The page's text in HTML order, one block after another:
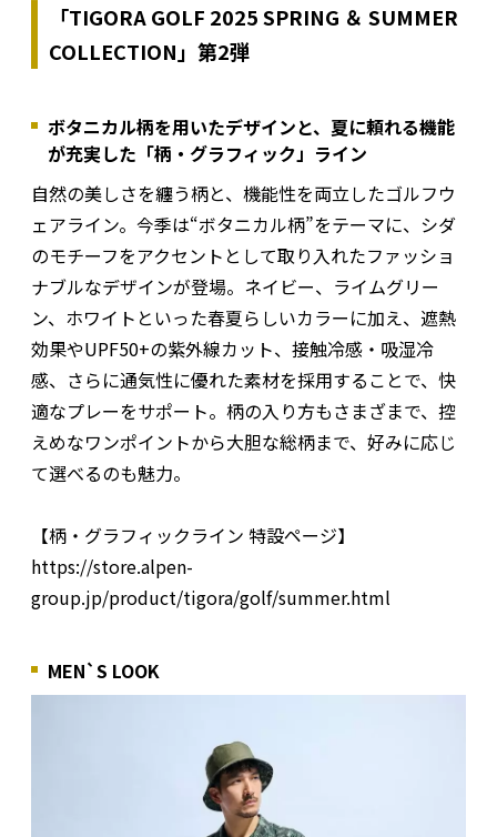
「TIGORA GOLF 2025 SPRING ＆ SUMMER
COLLECTION」第2弾
ボタニカル柄を用いたデザインと、夏に頼れる機能
が充実した「柄・グラフィック」ライン
自然の美しさを纏う柄と、機能性を両立したゴルフウ
ェアライン。今季は“ボタニカル柄”をテーマに、シダ
のモチーフをアクセントとして取り入れたファッショ
ナブルなデザインが登場。ネイビー、ライムグリー
ン、ホワイトといった春夏らしいカラーに加え、遮熱
効果やUPF50+の紫外線カット、接触冷感・吸湿冷
感、さらに通気性に優れた素材を採用することで、快
適なプレーをサポート。柄の入り方もさまざまで、控
えめなワンポイントから大胆な総柄まで、好みに応じ
て選べるのも魅力。
【柄・グラフィックライン 特設ページ】
https://store.alpen-
group.jp/product/tigora/golf/summer.html
MEN`S LOOK